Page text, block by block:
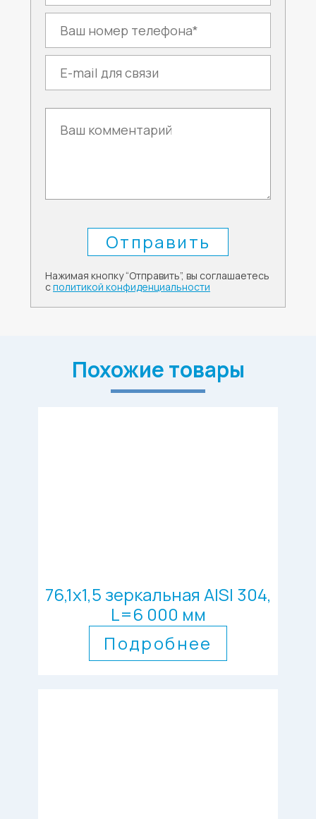
Нажимая кнопку “Отправить”, вы соглашаетесь
сполитикой конфиденциальности
Похожие товары
76,1х1,5 зеркальная AISI 304,
L=6 000 мм
Подробнее